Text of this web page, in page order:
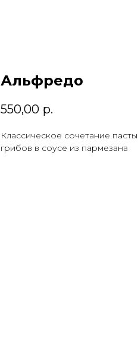
Альфредо
550,00 р.
Классическое сочетание
грибов в соусе из пармезана